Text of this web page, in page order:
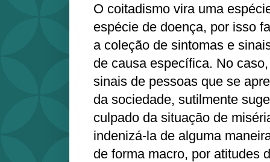
O coitadismo vira uma
espécie de doença, por isso
a coleção de sintomas e
de causa específica. No
sinais de pessoas que se
da sociedade, sutilmente
culpado da situação de
indenizá-la de alguma
de forma macro, por atitudes